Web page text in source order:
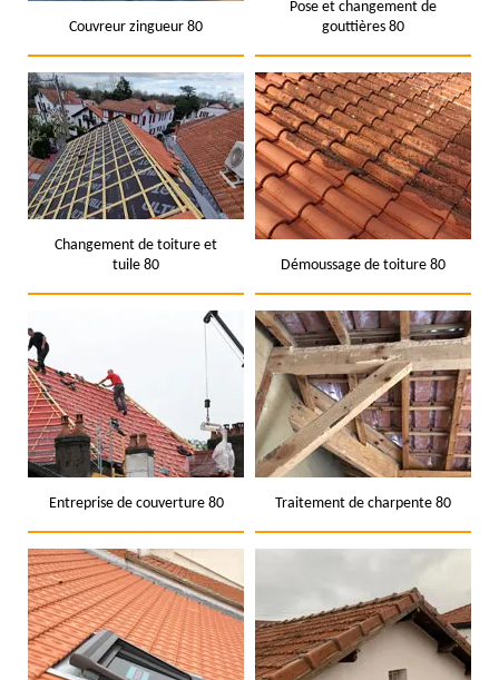
Couvreur zingueur 80
Pose et changement de
gouttières 80
Changement de toiture et
tuile 80
Démoussage de toiture 80
Entreprise de couverture 80 Traitement de charpente 80